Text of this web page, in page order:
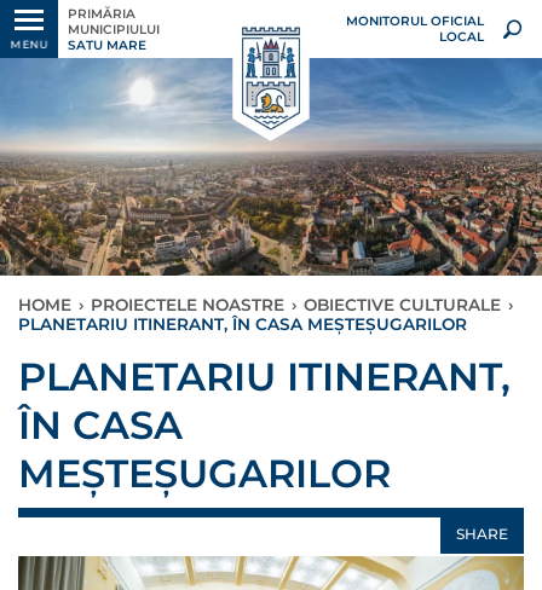
MENU
PRIMĂRIA
MUNICIPIULUI
SATU MARE
MONITORUL OFICIAL
LOCAL
HOME › PROIECTELE NOASTRE › OBIECTIVE CULTURALE ›
PLANETARIU ITINERANT, ÎN CASA MEȘTEȘUGARILOR
PLANETARIU ITINERANT,
ÎN CASA
MEȘTEȘUGARILOR
SHARE